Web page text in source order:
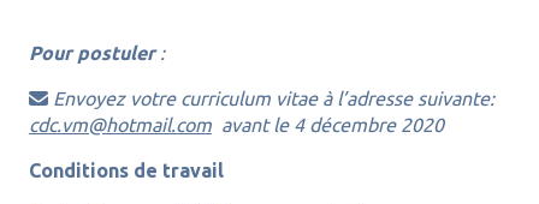
Pour postuler:
Envoyez votre curriculum vitae à l’adresse suivante:
cdc.vm@hotmail.com avant le 4 décembre 2020
Conditions de travail